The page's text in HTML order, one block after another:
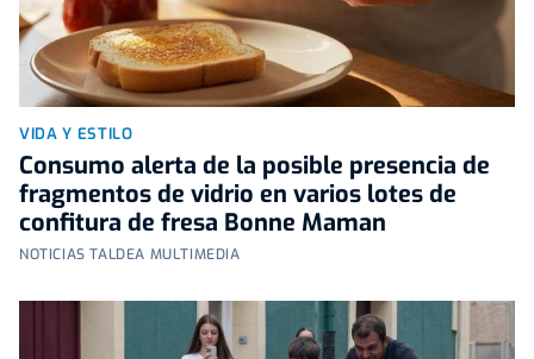
VIDA Y ESTILO
Consumo alerta de la posible presencia de
fragmentos de vidrio en varios lotes de
confitura de fresa Bonne Maman
NOTICIAS TALDEA MULTIMEDIA